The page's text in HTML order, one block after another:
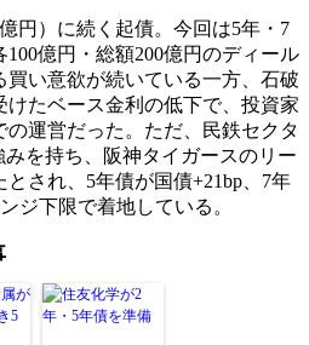
円）に続く起債。今回は5年・7
億円・総額200億円のディール
買い意欲が続いている一方、石破
たベース金利の低下で、投資家
運営だった。ただ、民鉄セクタ
みを持ち、阪神タイガースのリー
され、5年債が国債+21bp、7年
ジ下限で着地している。